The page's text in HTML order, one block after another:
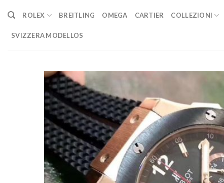
content
ROLEX BREITLING OMEGA CARTIER COLLEZIONI
SVIZZERA MODELLOS